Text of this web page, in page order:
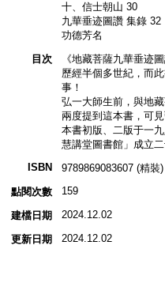
十、信士朝山 30
九華垂迹圖讚 集錄 32
功德芳名
目次
《地藏菩薩九華垂迹
歷經半個多世紀，而
事！
弘一大師生前，與地
兩度提到這本書，可
本書初版、二版于一
慧講堂圖書館」成立
ISBN
9789869083607 (精裝)
點閱次數
159
建檔日期 2024.12.02
更新日期 2024.12.02